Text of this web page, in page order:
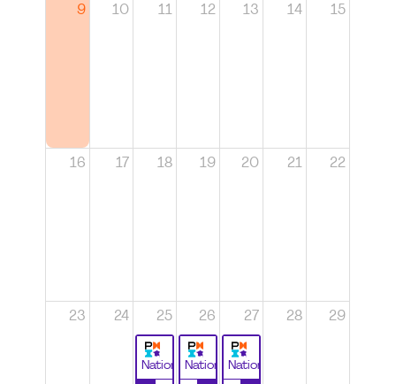
9 10 11 12 13 14 15
16 17 18 19 20 21 22
23 24 25
National
26
National
27
National
28 29